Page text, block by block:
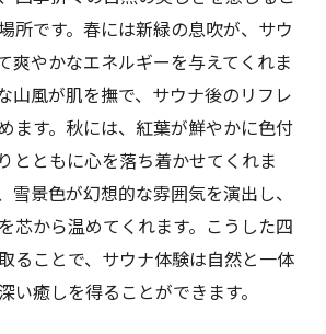
サウナの効果を高める理由
さがもたらす心の安らぎ
深まる呼吸法の重要性
んだ空気がサウナ体験を変える
ウナが心身に与えるリフレッシュ
心身の変化を実感
のリフレッシュ方法
所です。春には新緑の息吹が、サウ
爽やかなエネルギーを与えてくれま
山風が肌を撫で、サウナ後のリフレ
ます。秋には、紅葉が鮮やかに色付
とともに心を落ち着かせてくれま
雪景色が幻想的な雰囲気を演出し、
芯から温めてくれます。こうした四
ることで、サウナ体験は自然と一体
い癒しを得ることができます。